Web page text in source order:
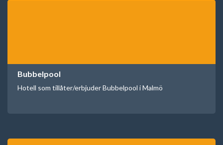
Bubbelpool
Hotell som tillåter/erbjuder Bubbelpool i Malmö